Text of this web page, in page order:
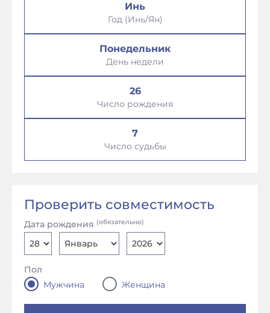
Инь
Год (Инь/Ян)
Понедельник
День недели
26
Число рождения
7
Число судьбы
Проверить совместимость
Дата рождения (обязательно)
Пол
Мужчина
Женщина